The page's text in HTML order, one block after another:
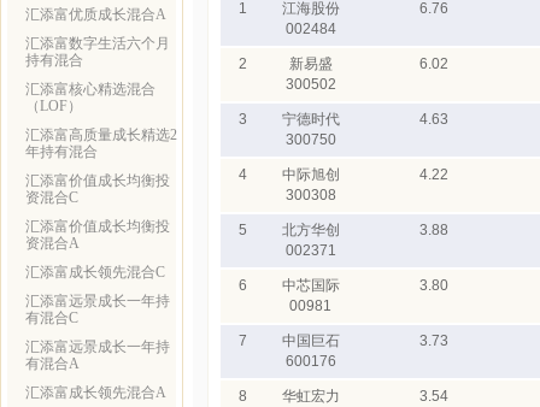
汇添富优质成长混合A
汇添富数字生活六个月
持有混合
汇添富核心精选混合
（LOF）
汇添富高质量成长精选2
年持有混合
汇添富价值成长均衡投
资混合C
汇添富价值成长均衡投
资混合A
汇添富成长领先混合C
汇添富远景成长一年持
有混合C
汇添富远景成长一年持
有混合A
汇添富成长领先混合A
1
江海股份
002484
6.76
2
新易盛
300502
6.02
3
宁德时代
300750
4.63
4
中际旭创
300308
4.22
5
北方华创
002371
3.88
6
中芯国际
00981
3.80
7
中国巨石
600176
3.73
8
华虹宏力
3.54